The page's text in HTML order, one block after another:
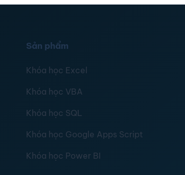
Sản phẩm
Khóa học Excel
Khóa học VBA
Khóa học SQL
Khóa học Google Apps Script
Khóa học Power BI